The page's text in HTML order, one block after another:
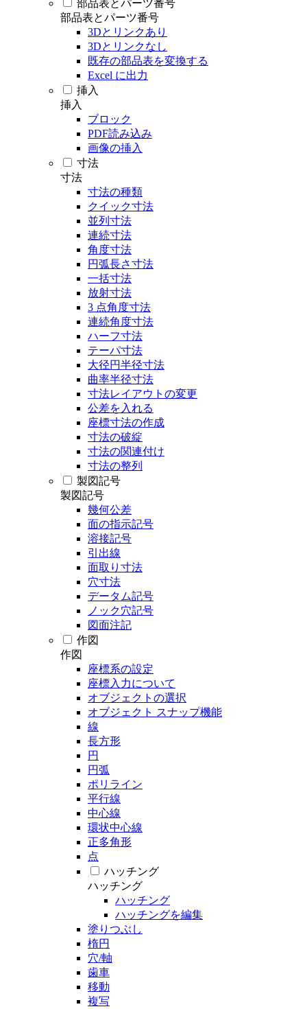
部品表とパーツ番号
部品表とパーツ番号
3Dとリンクあり
3Dとリンクなし
既存の部品表を変換する
Excel に出力
挿入
挿入
ブロック
PDF読み込み
画像の挿入
寸法
寸法
寸法の種類
クイック寸法
並列寸法
連続寸法
角度寸法
円弧長さ寸法
一括寸法
放射寸法
3 点角度寸法
連続角度寸法
ハーフ寸法
テーパ寸法
大径円半径寸法
曲率半径寸法
寸法レイアウトの変更
公差を入れる
座標寸法の作成
寸法の破綻
寸法の関連付け
寸法の整列
製図記号
製図記号
幾何公差
面の指示記号
溶接記号
引出線
面取り寸法
穴寸法
データム記号
ノック穴記号
図面注記
作図
作図
座標系の設定
座標入力について
オブジェクトの選択
オブジェクト スナップ機能
線
長方形
円
円弧
ポリライン
平行線
中心線
環状中心線
正多角形
点
ハッチング
ハッチング
ハッチング
ハッチングを編集
塗りつぶし
楕円
穴/軸
歯車
移動
複写